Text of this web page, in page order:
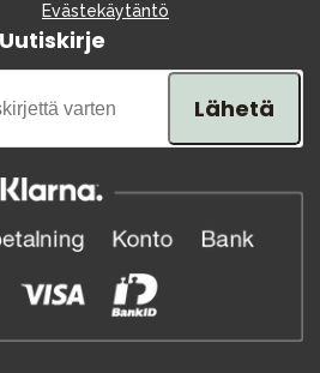
Evästekäytäntö
Uutiskirje
Lähetä